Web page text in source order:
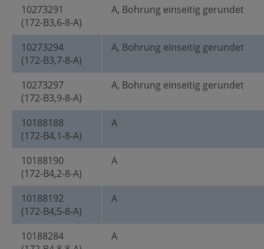
10273291
(172-B3,6-8-A)
A, Bohrung einseitig gerundet
10273294
(172-B3,7-8-A)
A, Bohrung einseitig gerundet
10273297
(172-B3,9-8-A)
A, Bohrung einseitig gerundet
10188188
(172-B4,1-8-A)
A
10188190
(172-B4,2-8-A)
A
10188192
(172-B4,5-8-A)
A
10188284
A